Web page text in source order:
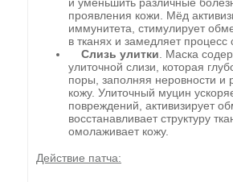
проявления кожи. Мёд
иммунитета, стимулирует
в тканях и замедляет процесс
Слизь улитки . Маска
улиточной слизи, которая
поры, заполняя неровности и
кожу. Улиточный муцин
повреждений, активизирует
восстанавливает структуру
омолаживает кожу.
Действие патча: